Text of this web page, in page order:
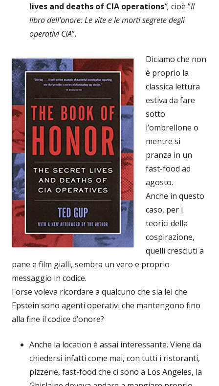
lives and deaths of CIA operations”, cioè “Il
libro dell’onore:Le vite e le morti segrete degli
operativi CIA”.
Diciamo che non
è proprio la
classica lettura
estiva da fare
sotto
l’ombrellone o
mentre si
pranza in un
fast-food ad
agosto.
Anche in questo
caso, per i
teorici della
cospirazione,
quelli cresciuti a
pane e film gialli, sembra un vero e proprio
messaggio in codice.
Forse voleva ricordare a qualcuno che sia lei che
Epstein sono agenti operativi che mantengono fino
alla fine il codice d’onore?
Anche la location è assai interessante. Viene da
chiedersi infatti come mai, con tutti i ristoranti,
pizzerie, fast-food che ci sono a Los Angeles, la